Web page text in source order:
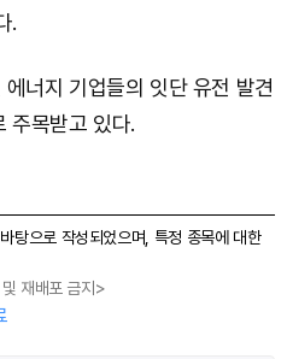
.
너지 기업들의 잇단 유전 발견
주목받고 있다.
탕으로 작성되었으며, 특정 종목에 대한
재배포 금지>